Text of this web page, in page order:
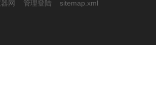
网 管理登陆 sitemap.xml